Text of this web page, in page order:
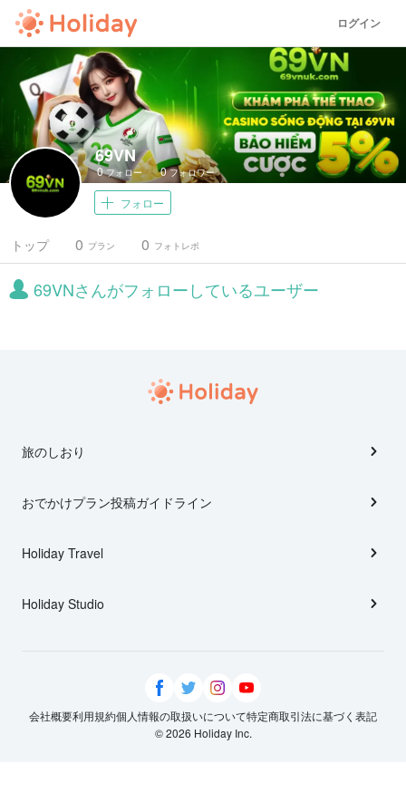
ログイン
69VN
0フォロー 0フォロワー
フォロー
トップ プラン
0 フォトレポ
0
69VNさんがフォローしているユーザー
旅のしおり
おでかけプラン投稿ガイドライン
Holiday Travel
Holiday Studio
会社概要利用規約個人情報の取扱いについて特定商取引法に基づく表記
© 2026 Holiday Inc.